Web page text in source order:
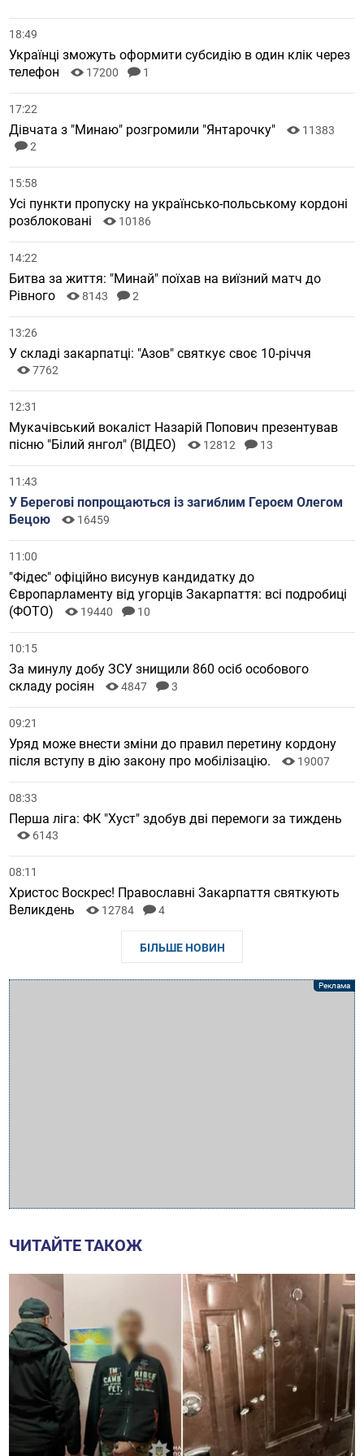
18:49
Українці зможуть оформити субсидію в один клік через
телефон
17200 1
17:22
Дівчата з "Минаю" розгромили "Янтарочку"
11383
2
15:58
Усі пункти пропуску на українсько-польському кордоні
розблоковані
10186
14:22
Битва за життя: "Минай" поїхав на виїзний матч до
Рівного
8143 2
13:26
У складі закарпатці: "Азов" святкує своє 10-річчя
7762
12:31
Мукачівський вокаліст Назарій Попович презентував
пісню "Білий янгол" (ВІДЕО)
12812 13
11:43
У Берегові попрощаються із загиблим Героєм Олегом
Бецою
16459
11:00
"Фідес" офіційно висунув кандидатку до
Європарламенту від угорців Закарпаття: всі подробиці
(ФОТО)
19440 10
10:15
За минулу добу ЗСУ знищили 860 осіб особового
складу росіян
4847 3
09:21
Уряд може внести зміни до правил перетину кордону
після вступу в дію закону про мобілізацію.
19007
08:33
Перша ліга: ФК "Хуст" здобув дві перемоги за тиждень
6143
08:11
Христос Воскрес! Православні Закарпаття святкують
Великдень
12784 4
БІЛЬШЕ НОВИН
ЧИТАЙТЕ ТАКОЖ